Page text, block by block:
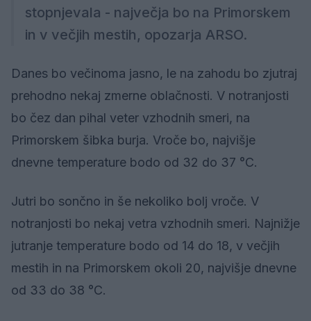
stopnjevala - največja bo na Primorskem
in v večjih mestih, opozarja ARSO.
Danes bo večinoma jasno, le na zahodu bo zjutraj
prehodno nekaj zmerne oblačnosti. V notranjosti
bo čez dan pihal veter vzhodnih smeri, na
Primorskem šibka burja. Vroče bo, najvišje
dnevne temperature bodo od 32 do 37 °C.
Jutri bo sončno in še nekoliko bolj vroče. V
notranjosti bo nekaj vetra vzhodnih smeri. Najnižje
jutranje temperature bodo od 14 do 18, v večjih
mestih in na Primorskem okoli 20, najvišje dnevne
od 33 do 38 °C.